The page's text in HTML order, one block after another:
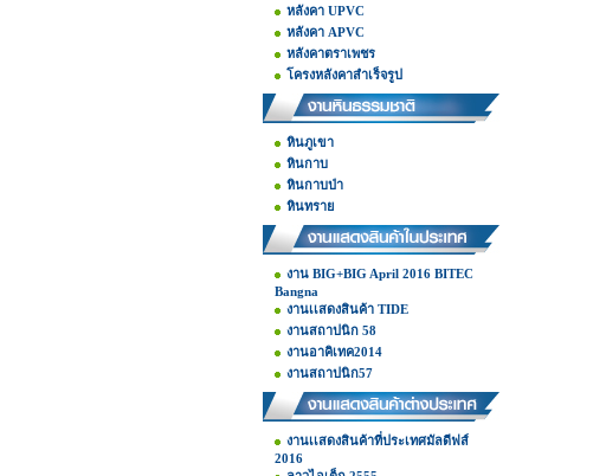
หลังคา UPVC
หลังคา APVC
หลังคาตราเพชร
โครงหลังคาสำเร็จรูป
หินภูเขา
หินกาบ
หินกาบป่า
หินทราย
งาน BIG+BIG April 2016 BITEC
Bangna
งานเเสดงสินค้า TIDE
งานสถาปนิก 58
งานอาคิเทค2014
งานสถาปนิก57
งานเเสดงสินค้าที่ประเทศมัลดีฟส์
2016